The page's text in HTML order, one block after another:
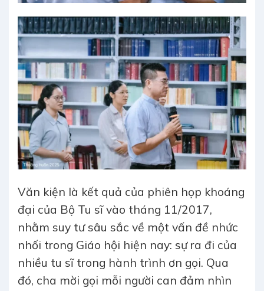
Văn kiện là kết quả của phiên họp khoáng
đại của Bộ Tu sĩ vào tháng 11/2017,
nhằm suy tư sâu sắc về một vấn đề nhức
nhối trong Giáo hội hiện nay: sự ra đi của
nhiều tu sĩ trong hành trình ơn gọi. Qua
đó, cha mời gọi mỗi người can đảm nhìn